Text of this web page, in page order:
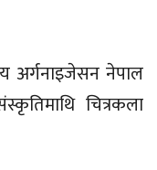
अर्गनाइजेसन नेपाल
चित्रकला